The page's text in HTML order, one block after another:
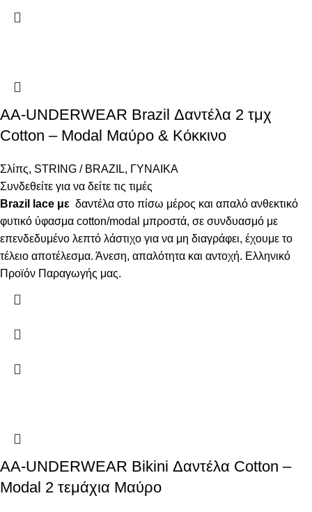
AA-UNDERWEAR Brazil Δαντέλα 2 τμχ
Cotton – Modal Μαύρο & Κόκκινο
Σλίπς, STRING / BRAZIL, ΓΥΝΑΙΚΑ
Συνδεθείτε για να δείτε τις τιμές
Brazil lace με δαντέλα στο πίσω μέρος και απαλό ανθεκτικό
φυτικό ύφασμα cotton/modal μπροστά, σε συνδυασμό με
επενδεδυμένο λεπτό λάστιχο για να μη διαγράφει, έχουμε το
τέλειο αποτέλεσμα. Άνεση, απαλότητα και αντοχή. Ελληνικό
Προϊόν Παραγωγής μας.
AA-UNDERWEAR Bikini Δαντέλα Cotton –
Modal 2 τεμάχια Μαύρο